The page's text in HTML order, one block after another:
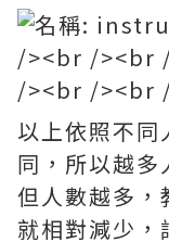
以上依照不同
同，所以越多
但人數越多，
就相對減少，